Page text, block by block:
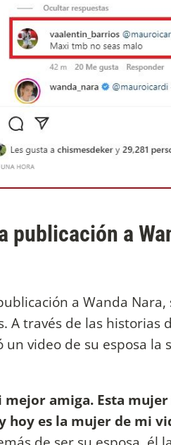
publicación a
a Wanda
A través de las historias
video de su esposa la
mejor amiga. Esta
es la mujer de mi